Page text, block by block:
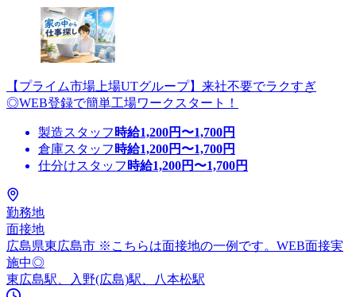
【プライム市場上場UTグループ】来社不要でラクすぎ
◎WEB登録で簡単工場ワークスタート！
製造スタッフ 時給1,200円〜1,700円
倉庫スタッフ 時給1,200円〜1,700円
仕分けスタッフ 時給1,200円〜1,700円
勤務地
面接地
広島県東広島市 ※こちらは面接地の一例です。WEB面接実
施中◎
東広島駅、入野(広島)駅、八本松駅